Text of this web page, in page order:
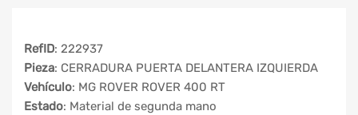
RefID: 222937
Pieza: CERRADURA PUERTA DELANTERA IZQUIERDA
Vehículo: MG ROVER ROVER 400 RT
Estado: Material de segunda mano